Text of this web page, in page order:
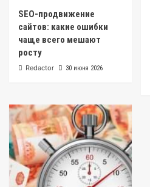
SEO-продвижение
сайтов: какие ошибки
чаще всего мешают
росту
Redactor 30 июня 2026